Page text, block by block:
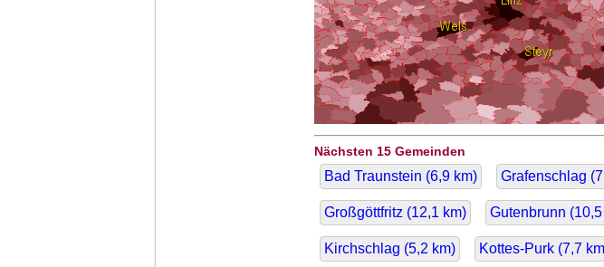
Nächsten 15 Gemeinden
Bad Traunstein (6,9 km) Grafenschlag (
Großgöttfritz (12,1 km) Gutenbrunn (10,5
Kirchschlag (5,2 km) Kottes-Purk (7,7